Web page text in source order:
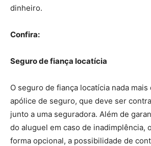
dinheiro.
Confira:
Seguro de fiança locatícia
O seguro de fiança locatícia nada mais
apólice de seguro, que deve ser
junto a uma seguradora. Além de
do aluguel em caso de inadimplência,
forma opcional, a possibilidade de